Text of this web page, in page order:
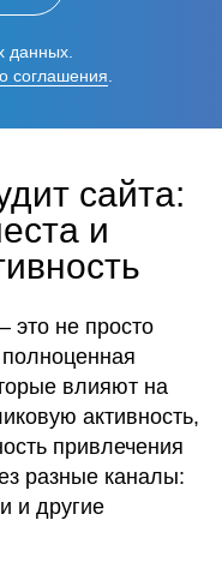
данных.
соглашения
сайта:
и
это не просто
влияют на
активность,
привлечения
разные каналы:
и другие